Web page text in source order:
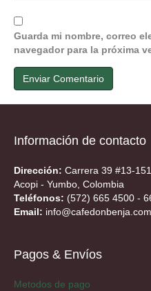
Guarda mi nombre, correo
navegador para la próxima
Información de contacto
Dirección: Carrera 39 #13-151
Acopi - Yumbo, Colombia
Teléfonos: (572) 665 4500 -
Email: info@cafedonbenja.com
Pagos & Envíos
Metodos de pago